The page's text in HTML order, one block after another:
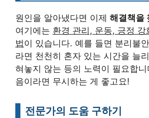
원인을 알아냈다면 이제 해결책을
여기에는 환경 관리, 운동, 긍정
법이 있습니다. 예를 들면 분리불
라면 천천히 혼자 있는 시간을 늘
혀놓지 않는 등의 노력이 필요합
음이라면 무시하는 게 좋고요!
전문가의 도움 구하기